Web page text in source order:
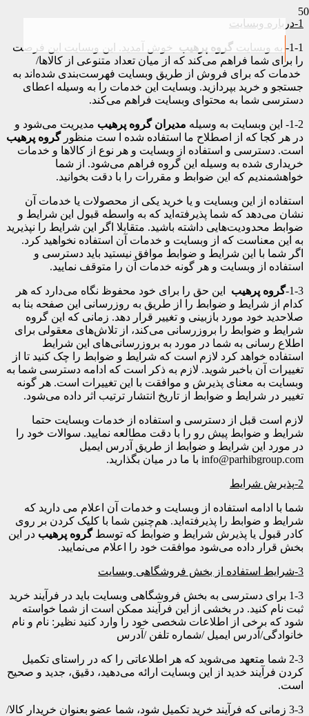
1- درباره وبسایت
1-1- به وبسایت گروه پرهیب خوش آمدید. این وبسایت این فرصت
را برای شما فراهم می‌کند که از میان تعداد متنوعی از کالاها/
خدمات که برای فروش از طریق وبسایت فهرست‌بندی شده‌اند به
جستجو و خرید بپردازید. وبسایت این خدمات را به وسیله اعطای
دسترسی شما به محتوای وبسایت فراهم می‌کند.
1-2- این وبسایت به وسیله مدیران گروه پرهیب مدیریت می‌شود و
در هر کجا که از اصطلاح ما استفاده شده ا ست منظورگروه پرهیب
است. دسترسی و استفاده از وبسایت و هر نوع از کالاها و خدمات
خریداری شده به وسیله این گروه فراهم می‌شود. از شما
خواهشمندیم که این ضوابط و مقررات را با دقت بخوانید.
استفاده از این وبسایت و یا خرید یکی از محصولات یا خدمات آن
نشان می‌دهد که شما پذیرفته‌اید که به واسطه قبول این شرایط و
ضوابط محدودیت‌هایی داشته باشید. متقابلا اگر این شرایط را نپذیرید
به این معناست که از وبسایت و خدمات آن استفاده نخواهید کرد.
اگر شما با این شرایط و ضوابط موافق نیستید باید دسترسی و
استفاده از وبسایت و هر گونه خدمات آن را متوقف نمایید.
1-3- گروه پرهیب این حق را برای خود محفوظ نگاه می‌دارد که هر
کدام از شرایط و ضوابط را از طریق به روزرسانی این صفحه بنا به
صلاحدید خود مورد بازبینی و تغییر قرار دهد. زمانی که این گروه
شرایط و ضوابط را بروزرسانی می‌کند، از تلاش‌های معقولی برای
اطلاع رسانی به شما در مورد به بروزرسانی‌های این شرایط
استفاده خواهد کرد لازم است که شرایط و ضوابط را چک کنید تا از
تغییرات آن باخبر شوید. لازم به ذکر است که ادامه دسترسی شما به
وبسایت به معنای پذیرش و موافقت با این تغییرات است. هر گونه
تغییر در شرایط و ضوابط از تاریخ انتشار ترتیب اثر داده می‌شود.
لازم است قبل از دسترسی و استفاده از خدمات وبسایت حتما
شرایط و ضوابط پیش رو را با دقت مطالعه نمایید. سوالات خود را
در مورد این شرایط و ضوابط از طریق آدرس ایمیل
info@parhibgroup.com با ما در میان بگذارید.
2- پذیرش شرایط
شما با ادامه استفاده از وبسایت و خدمات آن اعلام می دارید که
شرایط و ضوابط را پذیرفته‌اید. هم‌چنین شما با کلیک کردن بر روی
کادر قبول یا پذیرش شرایط و ضوابط که توسطگروه پرهیب در این
بخش قرار داده می‌شود موافقت خود را اعلام می‌نمایید.
3- شرایط استفاده از بخش فروشگاهی وبسایت
1-3 برای دسترسی به بخش فروشگاهی وبسایت باید در فرآیند خرید
ثبت نام کنید. در بخشی از این فرآیند ممکن است از شما خواسته
شود که برخی از اطلاعات شخصی خود را وارد کنید نظیر: نام و نام
خانوادگی/آدرس ایمیل /شماره تلفن /آدرس
2-3 شما متعهد می‌شوید که هر اطلاعاتی را که در راستای تکمیل
کردن فرآیند خدید از این وبسایت ارائه می‌دهید، دقیق، جدید و صحیح
است.
3-3 زمانی که فرآیند خرید تکمیل شود، شما عضو بعنوان خریدار کالا/